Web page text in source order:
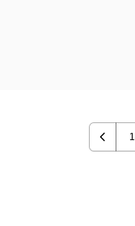
Previous
1